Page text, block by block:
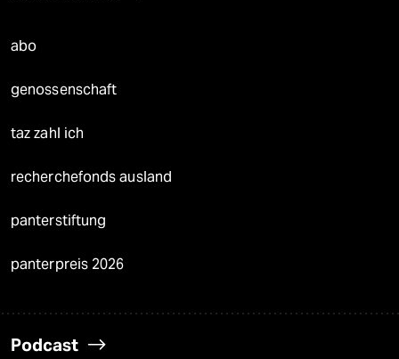
abo
genossenschaft
taz zahl ich
recherchefonds ausland
panterstiftung
panterpreis 2026
Podcast